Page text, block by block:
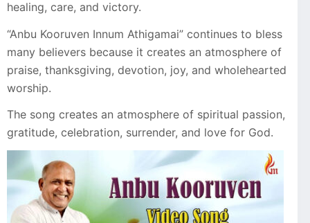
healing, care, and victory.
“Anbu Kooruven Innum Athigamai” continues to bless
many believers because it creates an atmosphere of
praise, thanksgiving, devotion, joy, and wholehearted
worship.
The song creates an atmosphere of spiritual passion,
gratitude, celebration, surrender, and love for God.